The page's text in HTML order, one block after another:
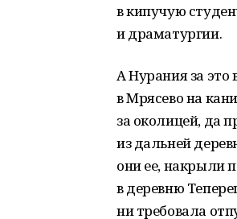
в кипучую
и драматургии.
А Нурания за это
в Мрясево на
за околицей, да
из дальней
они ее, накрыли
в деревню
ни требовала